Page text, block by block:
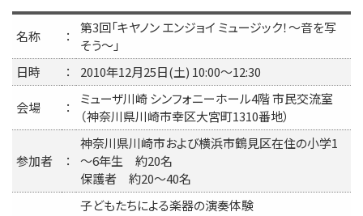
名称 ：
第3回「キヤノン エンジョイ ミュージック！～音を写
そう～」
日時
： 2010年12月25日(土) 10:00～12:30
会場 ：
ミューザ川崎 シンフォニーホール4階 市民交流室
（神奈川県川崎市幸区大宮町1310番地）
参加者 ：
神奈川県川崎市および横浜市鶴見区在住の小学1
～6年生 約20名
保護者 約20～40名
子どもたちによる楽器の演奏体験